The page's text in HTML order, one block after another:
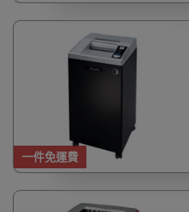
一件免運費